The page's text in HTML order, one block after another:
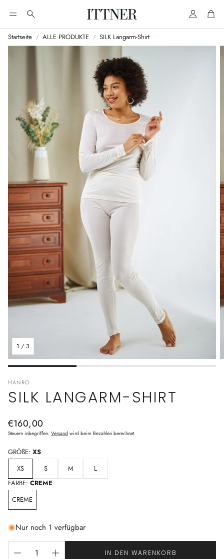
Suche AccountCart
Startseite ALLE PRODUKTE SILK Langarm-Shirt
1 / 3
HANRO
SILK LANGARM-SHIRT
Normaler
Preis
€160,00
Steuern inbegriffen. Versand wird beim Bezahlen berechnet.
GRÖßE: XS
XS
S M
L
FARBE: CREME
CREME
Nur noch 1 verfügbar
IN DEN WARENKORB